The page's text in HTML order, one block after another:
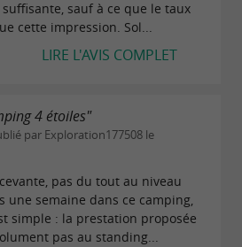
sauf à ce que le taux
cette impression. Sol...
LIRE L'AVIS COMPLET
4 étoiles"
par Exploration177508 le
pas du tout au niveau
une semaine dans ce camping,
simple : la prestation proposée
pas au standing...